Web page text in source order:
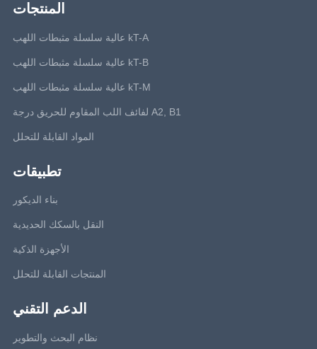
المنتجات
kT-A عالية سلسلة مثبطات اللهب
kT-B عالية سلسلة مثبطات اللهب
kT-M عالية سلسلة مثبطات اللهب
A2, B1 لفائف اللب المقاوم للحريق درجة
المواد القابلة للتحلل
تطبيقات
بناء الديكور
النقل بالسكك الحديدية
الأجهزة الذكية
المنتجات القابلة للتحلل
الدعم التقني
نظام البحث والتطوير